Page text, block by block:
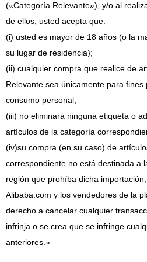
(«Categoría Relevante»), y/o al
de ellos, usted acepta que:
(i) usted es mayor de 18 años (o la
su lugar de residencia);
(ii) cualquier compra que realice de
Relevante sea únicamente para
consumo personal;
(iii) no eliminará ninguna etiqueta o
artículos de la categoría
(iv)su compra (en su caso) de
correspondiente no está destinada a
región que prohíba dicha
Alibaba.com y los vendedores de la
derecho a cancelar cualquier
infrinja o se crea que se infringe
anteriores.»